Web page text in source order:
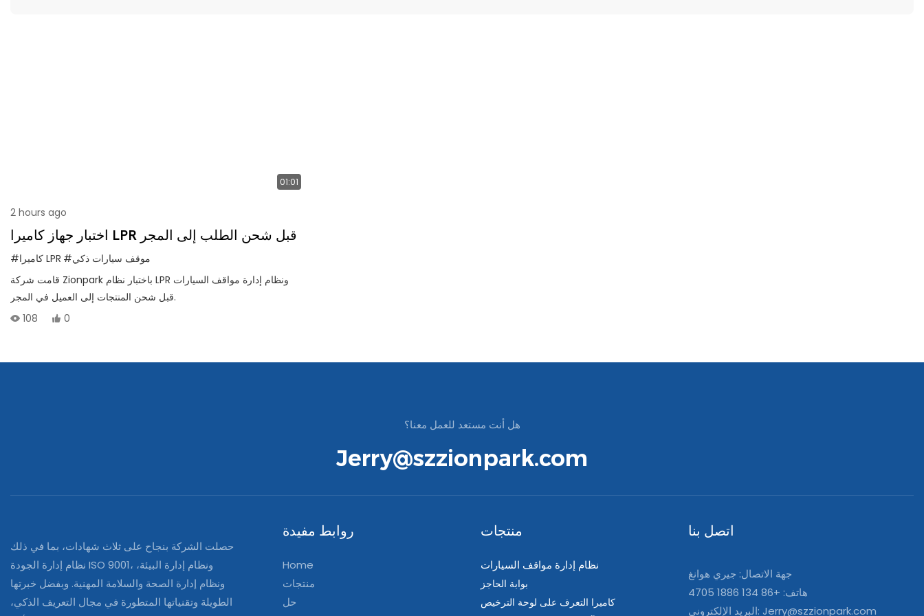
01:01
2 hours ago
اختبار جهاز كاميرا LPR قبل شحن الطلب إلى المجر
#كاميرا LPR
#موقف سيارات ذكي
قامت شركة Zionpark باختبار نظام LPR ونظام إدارة مواقف السيارات
قبل شحن المنتجات إلى العميل في المجر.
108
0
هل أنت مستعد للعمل معنا؟
Jerry@szzionpark.com
حصلت الشركة بنجاح على ثلاث شهادات، بما في ذلك
نظام إدارة الجودة ISO 9001، ونظام إدارة البيئة،
ونظام إدارة الصحة والسلامة المهنية. وبفضل خبرتها
الطويلة وتقنياتها المتطورة في مجال التعريف الذكي،
روابط مفيدة
Home
منتجات
حل
منتجات
نظام إدارة مواقف السيارات
بوابة الحاجز
كاميرا التعرف على لوحة الترخيص
اتصل بنا
جهة الاتصال: جيري هوانغ
هاتف: +86 134 1886 4705
البريد الإلكتروني: Jerry@szzionpark.com